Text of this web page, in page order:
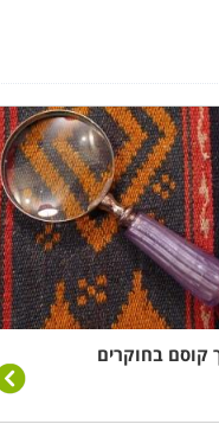
קוסם בחוקרים